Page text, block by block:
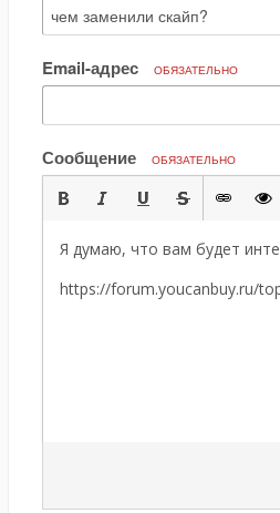
Email-адрес ОБЯЗАТЕЛЬНО
Сообщение ОБЯЗАТЕЛЬНО
Я думаю, что вам будет
https://forum.youcanbuy.ru/